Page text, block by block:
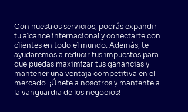
Con nuestros servicios, podrás expandir
tu alcance internacional y conectarte con
clientes en todo el mundo. Además, te
ayudaremos a reducir tus impuestos para
que puedas maximizar tus ganancias y
mantener una ventaja competitiva en el
mercado. ¡Únete a nosotros y mantente a
la vanguardia de los negocios!